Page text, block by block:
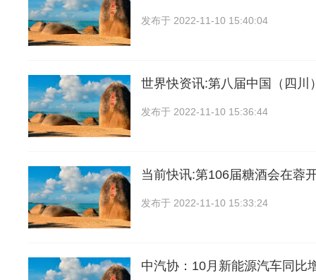
发布于 2022-11-10 15:40:04
世界快资讯:第八届中国（四川
发布于 2022-11-10 15:36:44
当前快讯:第106届糖酒会在蓉
发布于 2022-11-10 15:33:24
中汽协：10月新能源汽车同比